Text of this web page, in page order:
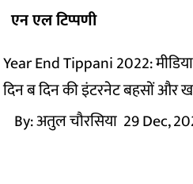
एन एल टिप्पणी
Year End Tippani 2022:
दिन ब दिन की इंटरनेट बहसों और
By:अतुल चौरसिया 29 Dec,